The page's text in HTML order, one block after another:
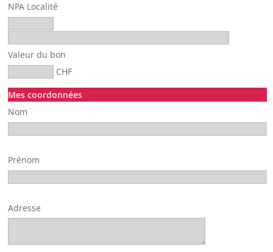
NPA Localité
Valeur du bon
CHF
Mes coordonnées
Nom
Prénom
Adresse